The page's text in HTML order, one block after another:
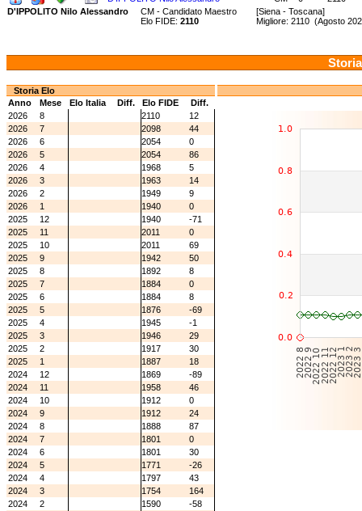
D'IPPOLITO Nilo Alessandro
CM - Candidato Maestro [Siena - Toscana]
Elo FIDE: 2110 Migliore: 2110 (Agosto
Storia Elo
Anno
Mese Elo Italia Diff. Elo FIDE
Diff.
2026
8 2110
12
2026
7 2098
44
2026
6 2054
0
2026
5 2054
86
2026
4 1968
5
2026
3 1963
14
2026
2 1949
9
2026
1 1940
0
2025
12 1940
-71
2025
11 2011
0
2025
10 2011
69
2025
9 1942
50
2025
8 1892
8
2025
7 1884
0
2025
6 1884
8
2025
5 1876
-69
2025
4 1945
-1
2025
3 1946
29
2025
2 1917
30
2025
1 1887
18
2024
12 1869
-89
2024
11 1958
46
2024
10 1912
0
2024
9 1912
24
2024
8 1888
87
2024
7 1801
0
2024
6 1801
30
2024
5 1771
-26
2024
4 1797
43
2024
3 1754
164
2024
2 1590
-58